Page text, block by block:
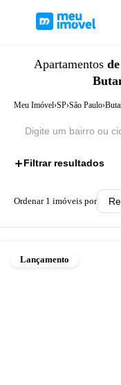
Apartamentos
Meu Imóvel›SP›São Paulo›
Filtrar resultados
Ordenar 1 imóveis por
Lançamento